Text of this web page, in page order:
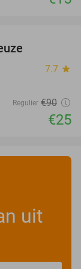
7.7 star
Regulier €90
€25
uit